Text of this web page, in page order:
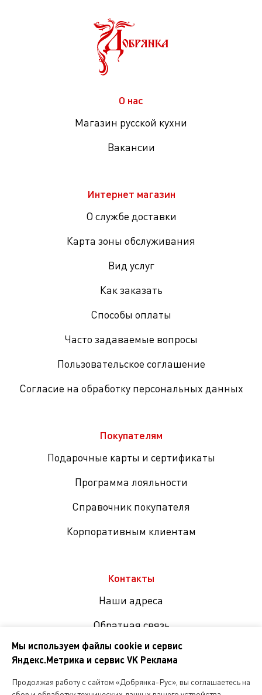
О нас
Магазин русской кухни
Вакансии
Интернет магазин
О службе доставки
Карта зоны обслуживания
Вид услуг
Как заказать
Способы оплаты
Часто задаваемые вопросы
Пользовательское соглашение
Согласие на обработку персональных данных
Покупателям
Подарочные карты и сертификаты
Программа лояльности
Справочник покупателя
Корпоративным клиентам
Контакты
Наши адреса
Обратная связь
Мы используем файлы cookie и сервис
Яндекс.Метрика и сервис VK Реклама
Продолжая работу с сайтом «Добрянка-Рус», вы соглашаетесь на